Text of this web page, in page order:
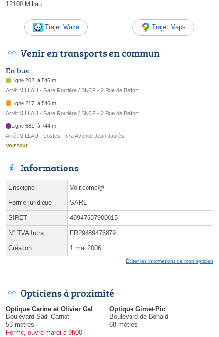
12100 Millau
Trajet Waze Trajet Maps
Venir en transports en commun
En bus
Ligne 202, à 546 m
Arrêt MILLAU - Gare Routière / SNCF - 2 Rue de Belfort
Ligne 217, à 546 m
Arrêt MILLAU - Gare Routière / SNCF - 2 Rue de Belfort
Ligne 681, à 744 m
Arrêt MILLAU - Costes - 67a Avenue Jean Jaurès
Voir tout
Informations
Enseigne Voir.comc@
Forme juridique SARL
SIRET 48947687900015
N° TVA Intra. FR29489476879
Création 1 mai 2006
Éditer les informations de mon opticien
Opticiens à proximité
Optique Carine et Olivier Gal
Boulevard Sadi Carnot
53 mètres
Fermé, ouvre mardi à 9h00
Optique Gimet-Pic
Boulevard de Bonald
68 mètres